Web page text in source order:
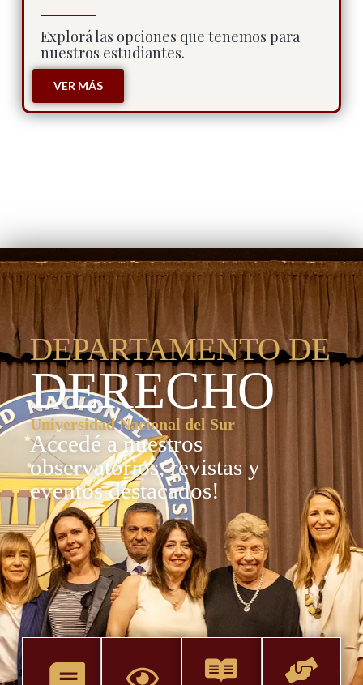
Explorá las opciones que tenemos para
nuestros estudiantes.
VER MÁS
Derecho
DEPARTAMENTO DE
DERECHO
Universidad Nacional del Sur
Accedé a nuestros
observatorios, revistas y
eventos destacados!